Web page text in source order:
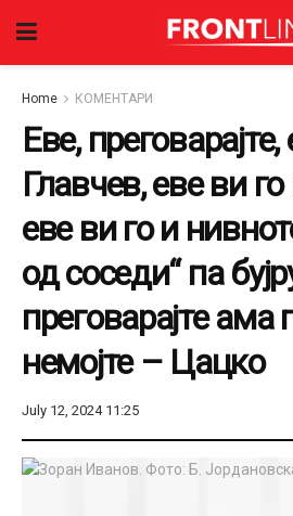
Home КОМЕНТАРИ
Еве,
Главчев, еве ви
еве ви го и
од соседи“ па
преговарајте ама
немојте – Цацко
July 12, 2024 11:25